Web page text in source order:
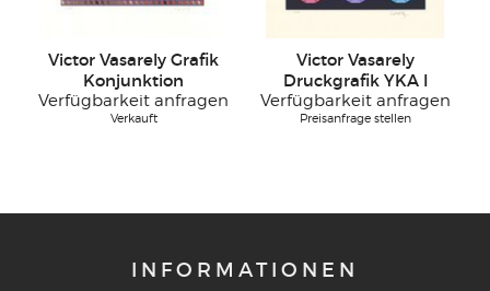
Victor Vasarely Grafik
Konjunktion
Verfügbarkeit anfragen
Verkauft
Victor Vasarely
Druckgrafik YKA I
Verfügbarkeit anfragen
Preisanfrage stellen
INFORMATIONEN